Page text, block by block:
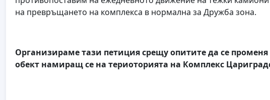
на превръщането на комплекса в нормална за Дружба зона.
Организираме тази петиция срещу опитите да се
обект намиращ се на териоторията на Комплекс